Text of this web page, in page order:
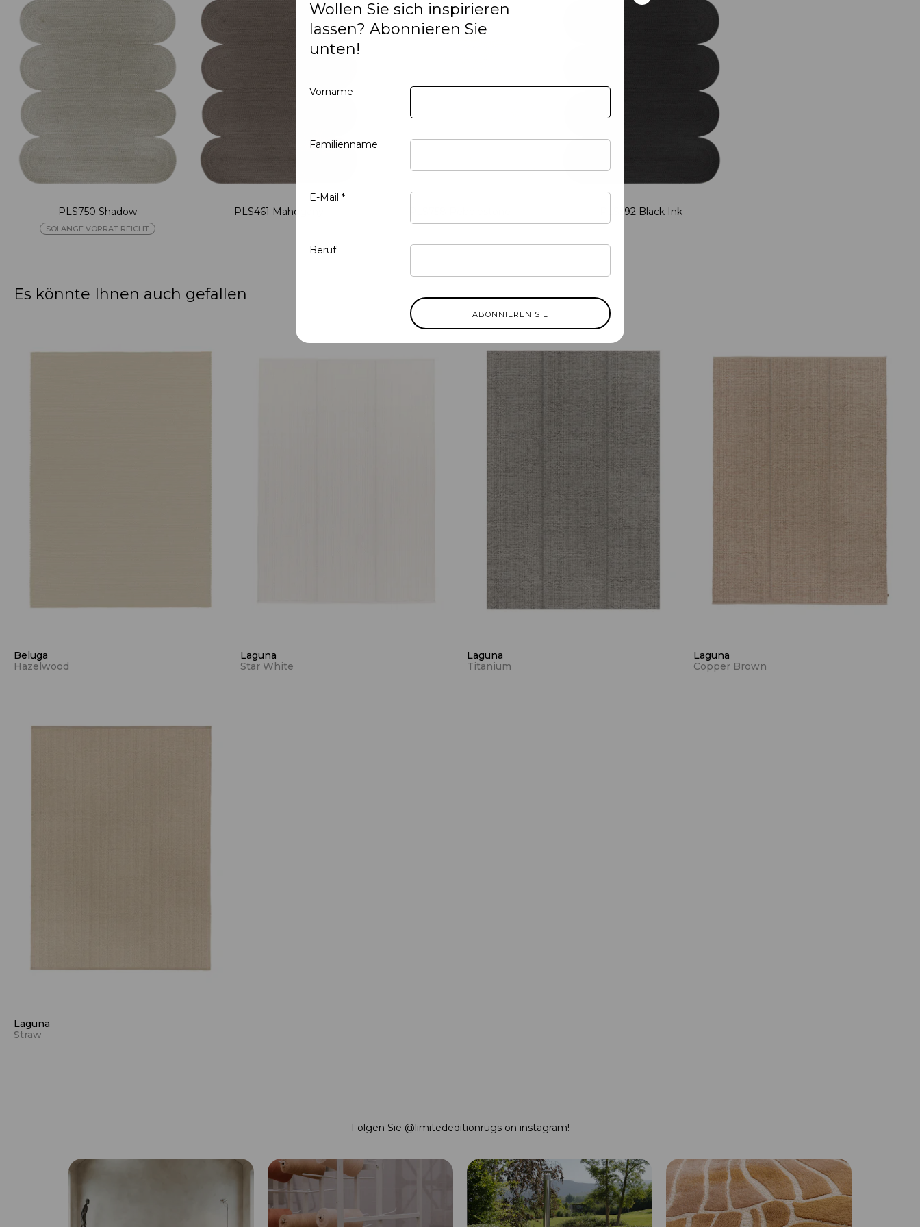
PLS750 Shadow
SOLANGE VORRAT REICHT
PLS461 Mahogany PLS592 Black Ink
Es könnte Ihnen auch gefallen
Beluga
Hazelwood
Laguna
Star White
Laguna
Titanium
Laguna
Copper Brown
Laguna
Straw
Folgen Sie @limitededitionrugs on instagram!
Wollen Sie sich inspirieren
lassen? Abonnieren Sie
unten!
Vorname
Familienname
E-Mail *
Beruf